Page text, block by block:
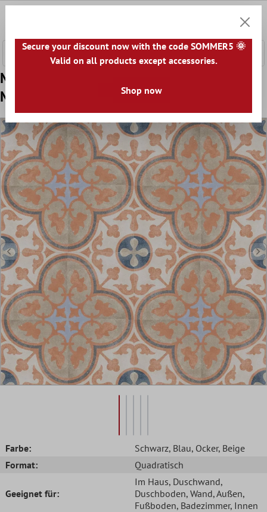
Muster Bodenfliese Zementoptik Toulon
Manolo 18,6x18,6cm
Farbe: Schwarz, Blau, Ocker, Beige
Format:
Quadratisch
Geeignet für:
Im Haus, Duschwand,
Duschboden, Wand, Außen,
Fußboden, Badezimmer, Innen
Secure your discount now with the code SOMMER5 🌞
Valid on all products except accessories.
Shop now